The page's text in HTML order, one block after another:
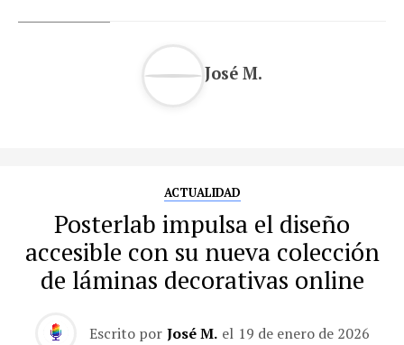
José M.
ACTUALIDAD
Posterlab impulsa el diseño
accesible con su nueva colección
de láminas decorativas online
Escrito por José M. el 19 de enero de 2026